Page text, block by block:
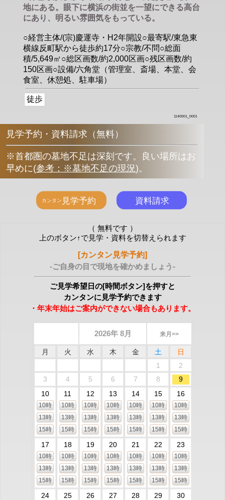
地にある。眼下に横浜の街並を一望にできる高台
にあり、明るい雰囲気をもっている。
○経営主体/(宗)慶運寺・H2年開設○最寄駅/東急東
横線反町駅から徒歩約17分○宗教/不問○総面
積/5,649㎡○総区画数/約2,000区画○残区画数/約
150区画○設備/六角堂（管理室、斎場、本堂、会
食室、休憩処、駐車場）
徒歩
1140001_0001
見学予約・資料請求（無料）
※首都圏の墓地不足は深刻です。良い場所はお
早めに(参考：※墓地不足の現況)。
（ 無料です ）
上のボタン↑で見学・資料を切替えられます
[カンタン見学予約]
-ご自身の目で現地を確かめましょう-
ご見学希望日の[時間ボタン]を押すと
カンタンに見学予約できます
・年末年始はご案内ができない場合もあります。
2026年 8月 来月>>
月 火 水 木 金 土
日
1
2
3
4 5 6 7 8
9
10
10時
13時
15時
11
10時
13時
15時
12
10時
13時
15時
13
10時
13時
15時
14
10時
13時
15時
15
10時
13時
15時
16
10時
13時
15時
17
10時
13時
15時
18
10時
13時
15時
19
10時
13時
15時
20
10時
13時
15時
21
10時
13時
15時
22
10時
13時
15時
23
10時
13時
15時
24 25 26 27 28 29 30